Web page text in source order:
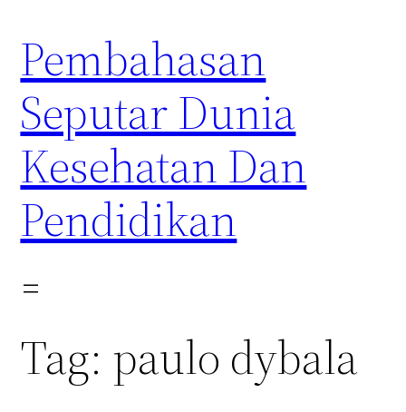
content
Pembahasan
Seputar Dunia
Kesehatan Dan
Pendidikan
Tag: paulo dybala